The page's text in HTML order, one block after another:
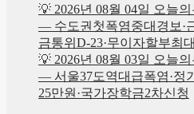
💡 2026년 08월 04일 오늘
— 수도권첫폭염중대경보·
금통위D-23·무이자할부최
💡 2026년 08월 03일 오늘
— 서울37도역대급폭염·정
25만원·국가장학금2차신청